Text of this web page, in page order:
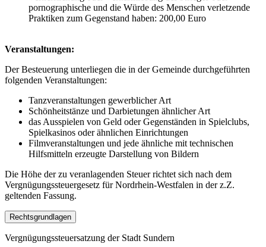
pornographische und die Würde des Menschen verletzende
Praktiken zum Gegenstand haben: 200,00 Euro
Veranstaltungen:
Der Besteuerung unterliegen die in der Gemeinde durchgeführten
folgenden Veranstaltungen:
Tanzveranstaltungen gewerblicher Art
Schönheitstänze und Darbietungen ähnlicher Art
das Ausspielen von Geld oder Gegenständen in Spielclubs,
Spielkasinos oder ähnlichen Einrichtungen
Filmveranstaltungen und jede ähnliche mit technischen
Hilfsmitteln erzeugte Darstellung von Bildern
Die Höhe der zu veranlagenden Steuer richtet sich nach dem
Vergnügungssteuergesetz für Nordrhein-Westfalen in der z.Z.
geltenden Fassung.
Rechtsgrundlagen
Vergnügungssteuersatzung der Stadt Sundern